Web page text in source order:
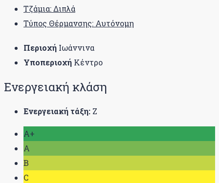
Τζάμια: Διπλά
Τύπος Θέρμανσης: Αυτόνομη
Περιοχή Ιωάννινα
Υποπεριοχή Κέντρο
Ενεργειακή κλάση
Ενεργειακή τάξη: Ζ
A+
A
B
C